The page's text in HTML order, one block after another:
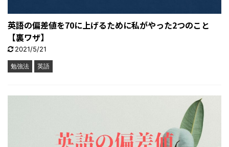
英語の偏差値を70に上げるために私がやった2つのこと
【裏ワザ】
2021/5/21
勉強法 英語